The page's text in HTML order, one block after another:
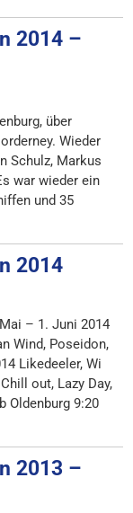
2014 –
über
Wieder
Schulz, Markus
war wieder ein
und 35
2014
– 1. Juni 2014
Wind, Poseidon,
Likedeeler, Wi
out, Lazy Day,
Oldenburg 9:20
2013 –